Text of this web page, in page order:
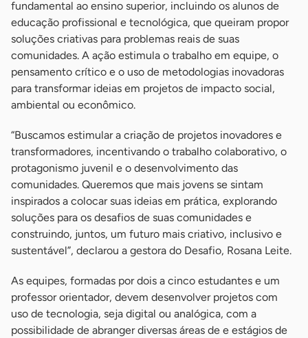
fundamental ao ensino superior, incluindo os alunos de
educação profissional e tecnológica, que queiram propor
soluções criativas para problemas reais de suas
comunidades. A ação estimula o trabalho em equipe, o
pensamento crítico e o uso de metodologias inovadoras
para transformar ideias em projetos de impacto social,
ambiental ou econômico.
“Buscamos estimular a criação de projetos inovadores e
transformadores, incentivando o trabalho colaborativo, o
protagonismo juvenil e o desenvolvimento das
comunidades. Queremos que mais jovens se sintam
inspirados a colocar suas ideias em prática, explorando
soluções para os desafios de suas comunidades e
construindo, juntos, um futuro mais criativo, inclusivo e
sustentável”, declarou a gestora do Desafio, Rosana Leite.
As equipes, formadas por dois a cinco estudantes e um
professor orientador, devem desenvolver projetos com
uso de tecnologia, seja digital ou analógica, com a
possibilidade de abranger diversas áreas de e estágios de